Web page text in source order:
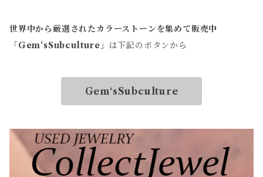
世界中から厳選されたカラーストーンを集めて販売中
「 Gem‘sSubculture 」は下記のボタンから
Gem‘sSubculture